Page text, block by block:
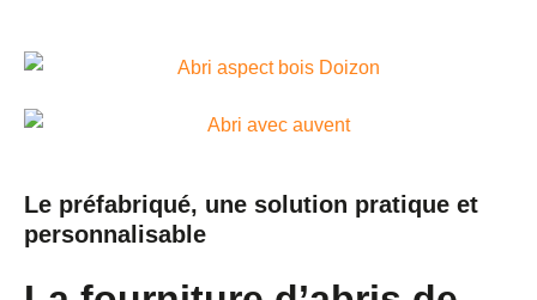
Le préfabriqué, une solution pratique et
personnalisable